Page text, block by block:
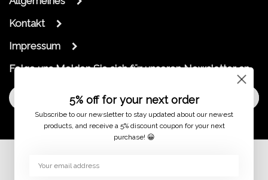
Kontakt
Impressum
Folge uns Melden Sie sich für unseren Newsletter an
Melde dich an
5% off for your next order
Subscribe to our newsletter to stay updated about our newest
products, and receive a 5% discount coupon for your next
purchase! 😀